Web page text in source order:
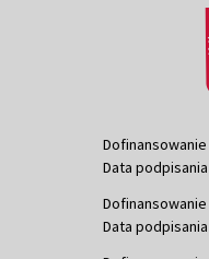
Dofinansowanie
Data podpisania
Dofinansowanie
Data podpisania